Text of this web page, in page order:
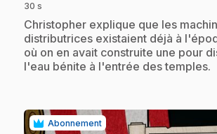
30 s
.Christopher explique que les
distributrices existaient déjà à
où on en avait construite une pour
l'eau bénite à l'entrée des temples.
Abonnement